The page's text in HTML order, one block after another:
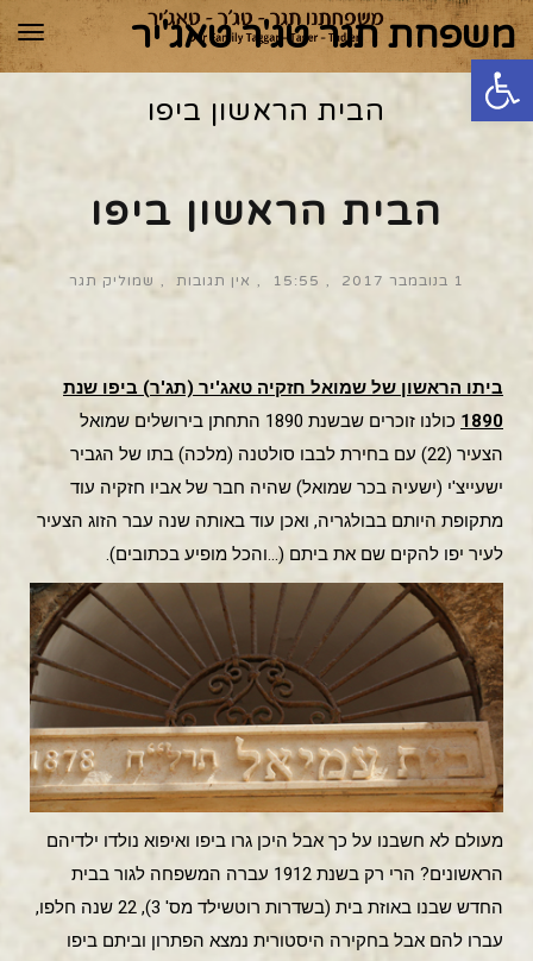
פתח סרגל נגישות
משפחת תגר טג'ר טאג'יר
הבית הראשון ביפו
הבית הראשון ביפו
1 בנובמבר 2017 15:55 אין תגובות שמוליק תגר
ביתו הראשון של שמואל חזקיה טאג'יר (תג'ר) ביפו שנת
1890
כולנו זוכרים שבשנת 1890 התחתן בירושלים שמואל
הצעיר (22) עם בחירת לבבו סולטנה (מלכה) בתו של הגביר
ישעייצ'י (ישעיה בכר שמואל) שהיה חבר של אביו חזקיה עוד
מתקופת היותם בבולגריה, ואכן עוד באותה שנה עבר הזוג הצעיר
לעיר יפו להקים שם את ביתם (…והכל מופיע בכתובים).
מעולם לא חשבנו על כך אבל היכן גרו ביפו ואיפוא נולדו ילדיהם
הראשונים? הרי רק בשנת 1912 עברה המשפחה לגור בבית
החדש שבנו באוזת בית (בשדרות רוטשילד מס' 3), 22 שנה חלפו,
עברו להם אבל בחקירה היסטורית נמצא הפתרון וביתם ביפו